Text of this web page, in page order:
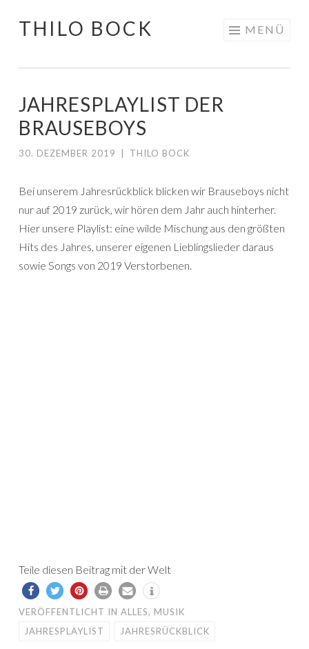
Springe
THILO BOCK MENÜ
JAHRESPLAYLIST DER
BRAUSEBOYS
30. DEZEMBER 2019 THILO BOCK
Bei unserem Jahresrückblick blicken wir Brauseboys nicht
nur auf 2019 zurück, wir hören dem Jahr auch hinterher.
Hier unsere Playlist: eine wilde Mischung aus den größten
Hits des Jahres, unserer eigenen Lieblingslieder daraus
sowie Songs von 2019 Verstorbenen.
Teile diesen Beitrag mit der Welt
VERÖFFENTLICHT IN ALLES, MUSIK
JAHRESPLAYLIST
JAHRESRÜCKBLICK